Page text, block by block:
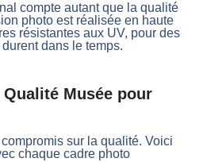
compte autant que la qualité
photo est réalisée en haute
résistantes aux UV, pour des
dans le temps.
Musée pour
sur la qualité. Voici
chaque cadre photo